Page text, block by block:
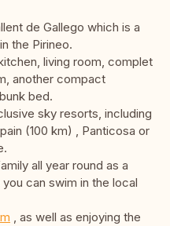
de Gallego which is a
the Pirineo.
living room, complet
another compact
bed.
sky resorts, including
(100 km) , Panticosa or
all year round as a
can swim in the local
, as well as enjoying the